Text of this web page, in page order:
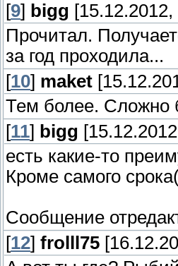
[9] bigg [15.12.2012,
Прочитал.
за год проходила...
[10] maket
Тем более. Сложно
[11] bigg
есть какие-то
Кроме самого
Сообщение
[12] frolll75